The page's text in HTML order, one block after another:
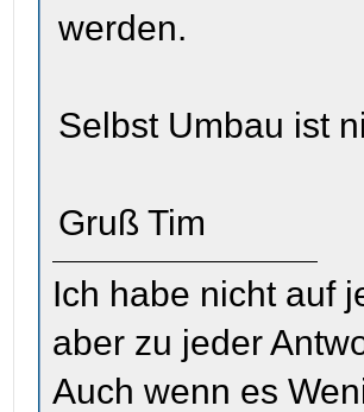
werden.
Selbst Umbau ist
Gruß Tim
Ich habe nicht auf
aber zu jeder
Auch wenn es